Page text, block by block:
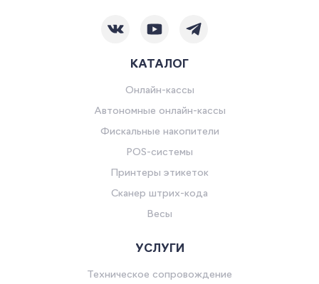
КАТАЛОГ
Онлайн-кассы
Автономные онлайн-кассы
Фискальные накопители
POS-системы
Принтеры этикеток
Сканер штрих-кода
Весы
УСЛУГИ
Техническое сопровождение